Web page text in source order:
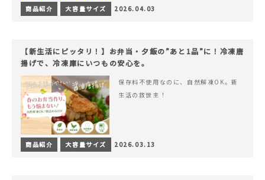
商品紹介 大容量サイズ 2026.04.03
【新生活にピッタリ！】お弁当・夕飯の”あと1品”に！冷凍唐
揚げで、冷凍庫にいつもの安心を。
保存料不使用なのに、自然解凍OK。新
生活の救世主！
商品紹介 大容量サイズ 2026.03.13